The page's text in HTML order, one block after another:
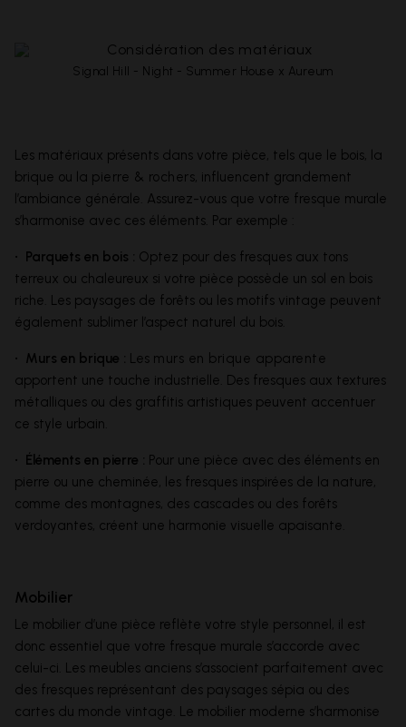
Signal Hill - Night - Summer House x Aureum
Les matériaux présents dans votre pièce, tels que le bois, la
brique ou la pierre & rochers, influencent grandement
l’ambiance générale. Assurez-vous que votre fresque murale
s’harmonise avec ces éléments. Par exemple :
• Parquets en bois : Optez pour des fresques aux tons
terreux ou chaleureux si votre pièce possède un sol en bois
riche. Les paysages de forêts ou les motifs vintage peuvent
également sublimer l’aspect naturel du bois.
• Murs en brique : Les murs en brique apparente
apportent une touche industrielle. Des fresques aux textures
métalliques ou des graffitis artistiques peuvent accentuer
ce style urbain.
• Éléments en pierre : Pour une pièce avec des éléments en
pierre ou une cheminée, les fresques inspirées de la nature,
comme des montagnes, des cascades ou des forêts
verdoyantes, créent une harmonie visuelle apaisante.
Mobilier
Le mobilier d’une pièce reflète votre style personnel, il est
donc essentiel que votre fresque murale s’accorde avec
celui-ci. Les meubles anciens s’associent parfaitement avec
des fresques représentant des paysages sépia ou des
cartes du monde vintage. Le mobilier moderne s’harmonise